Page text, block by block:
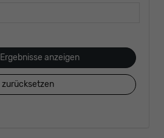
Ergebnisse anzeigen
zurücksetzen